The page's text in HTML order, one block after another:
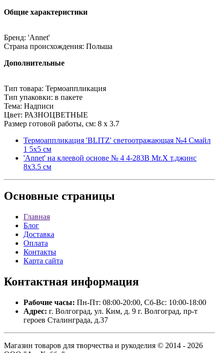
Общие характеристики
Бренд: 'Annet'
Страна происхождения: Польша
Дополнительные
Тип товара: Термоаппликация
Тип упаковки: в пакете
Тема: Надписи
Цвет: РАЗНОЦВЕТНЫЕ
Размер готовой работы, см: 8 x 3.7
Термоаппликация 'BLITZ' светоотражающая №4 Смайл
1 5х5 см
'Annet' на клеевой основе № 4 4-283B Mr.X т.джинс
8х3.5 см
Основные страницы
Главная
Блог
Доставка
Оплата
Контакты
Карта сайта
Контактная информация
Рабочие часы: Пн-Пт: 08:00-20:00, Сб-Вс: 10:00-18:00
Адрес: г. Волгоград, ул. Ким, д. 9 г. Волгоград, пр-т
героев Сталинграда, д.37
Магазин товаров для творчества и рукоделия © 2014 - 2026